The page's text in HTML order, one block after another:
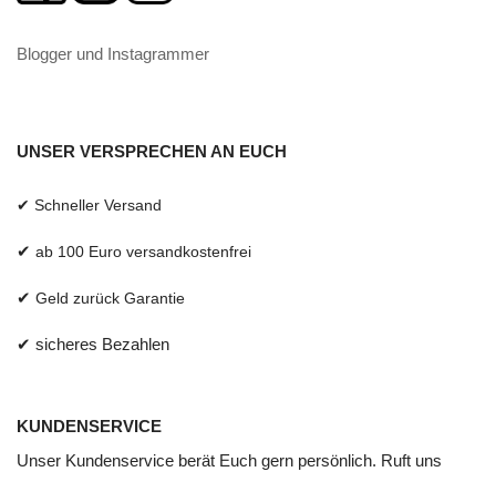
Blogger und Instagrammer
UNSER VERSPRECHEN AN EUCH
✔ Schneller Versand
✔ ab 100 Euro versandkostenfrei
✔ Geld zurück Garantie
✔ sicheres Bezahlen
KUNDENSERVICE
Unser Kundenservice berät Euch gern persönlich. Ruft uns